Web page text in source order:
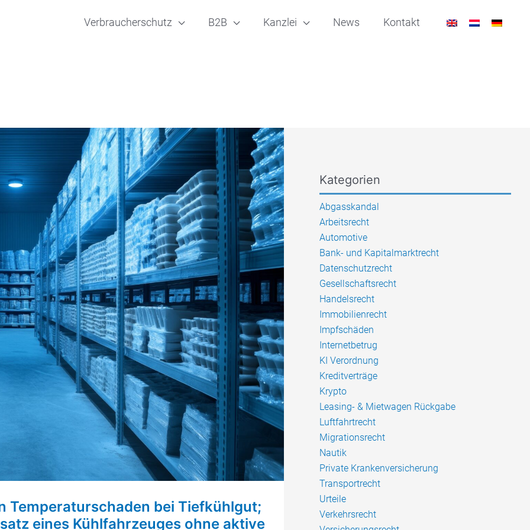
Verbraucherschutz B2B Kanzlei News Kontakt
Temperaturschaden bei Tiefkühlgut;
eines Kühlfahrzeuges ohne aktive
Kategorien
Abgasskandal
Arbeitsrecht
Automotive
Bank- und Kapitalmarktrecht
Datenschutzrecht
Gesellschaftsrecht
Handelsrecht
Immobilienrecht
Impfschäden
Internetbetrug
KI Verordnung
Kreditverträge
Krypto
Leasing- & Mietwagen Rückgabe
Luftfahrtrecht
Migrationsrecht
Nautik
Private Krankenversicherung
Transportrecht
Urteile
Verkehrsrecht